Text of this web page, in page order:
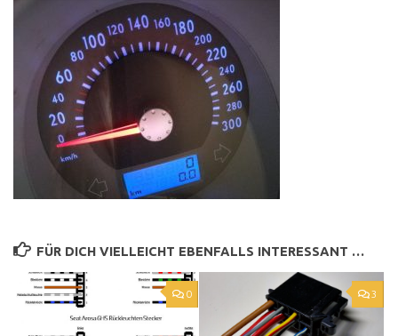
FÜR DICH VIELLEICHT EBENFALLS INTERESSANT …
0 3